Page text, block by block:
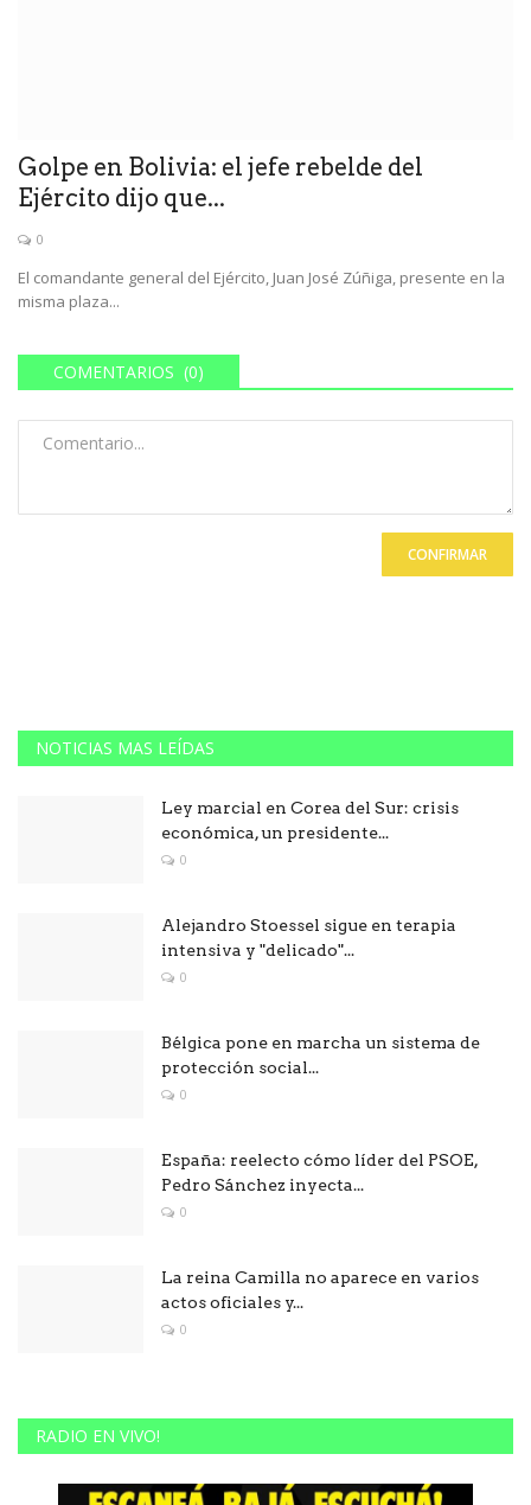
Golpe en Bolivia: el jefe rebelde del
Ejército dijo que...
0
El comandante general del Ejército, Juan José Zúñiga, presente en la
misma plaza...
COMENTARIOS (0)
CONFIRMAR
NOTICIAS MAS LEÍDAS
Ley marcial en Corea del Sur: crisis
económica, un presidente...
0
Alejandro Stoessel sigue en terapia
intensiva y "delicado"...
0
Bélgica pone en marcha un sistema de
protección social...
0
España: reelecto cómo líder del PSOE,
Pedro Sánchez inyecta...
0
La reina Camilla no aparece en varios
actos oficiales y...
0
RADIO EN VIVO!